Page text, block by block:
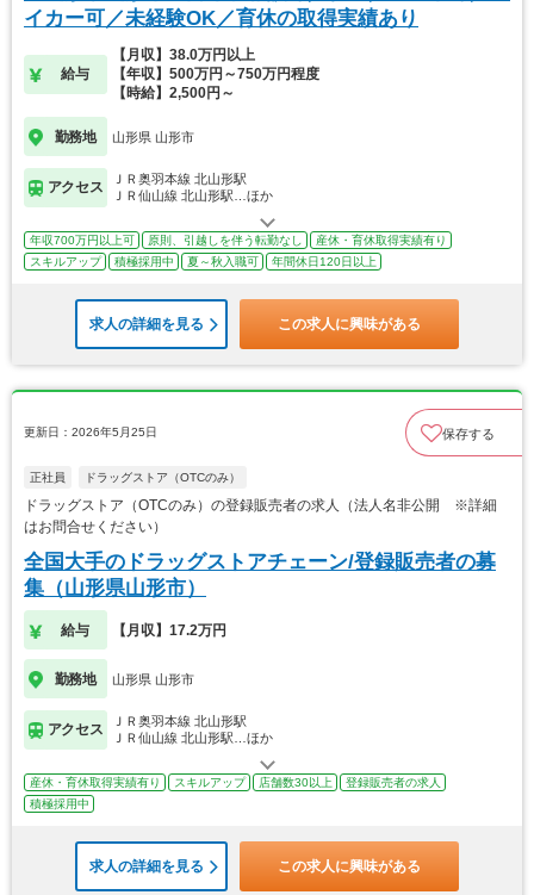
イカー可／未経験OK／育休の取得実績あり
給与
【月収】38.0万円以上
【年収】500万円～750万円程度
【時給】2,500円～
勤務地 山形県 山形市
アクセス
ＪＲ奥羽本線 北山形駅
ＪＲ仙山線 北山形駅…ほか
年収700万円以上可 原則、引越しを伴う転勤なし
産休・育休取得実績有り
スキルアップ
積極採用中 夏～秋入職可 年間休日120日以上
求人の詳細を見る この求人に興味がある
更新日：2026年5月25日 保存する
正社員 ドラッグストア（OTCのみ）
ドラッグストア（OTCのみ）の登録販売者の求人（法人名非公開 ※詳細
はお問合せください）
全国大手のドラッグストアチェーン/登録販売者の募
集（山形県山形市）
給与 【月収】17.2万円
勤務地 山形県 山形市
アクセス
ＪＲ奥羽本線 北山形駅
ＪＲ仙山線 北山形駅…ほか
産休・育休取得実績有り スキルアップ 店舗数30以上
登録販売者の求人
積極採用中
求人の詳細を見る この求人に興味がある